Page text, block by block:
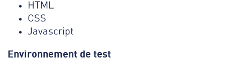
HTML
CSS
Javascript
Environnement de test